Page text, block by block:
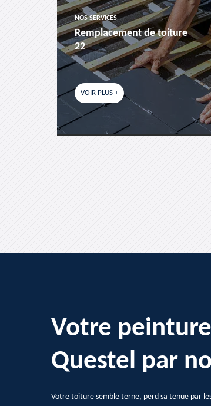
NOS SERVICES
Remplacement de toiture
22
VOIR PLUS +
Votre
Questel par
Votre toiture semble terne, perd sa tenue par